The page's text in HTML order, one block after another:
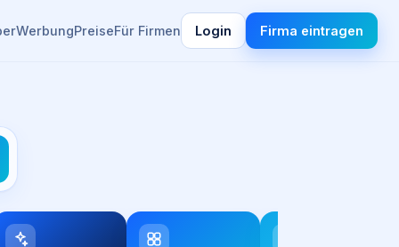
WerbungPreiseFür Firmen Login Firma eintragen